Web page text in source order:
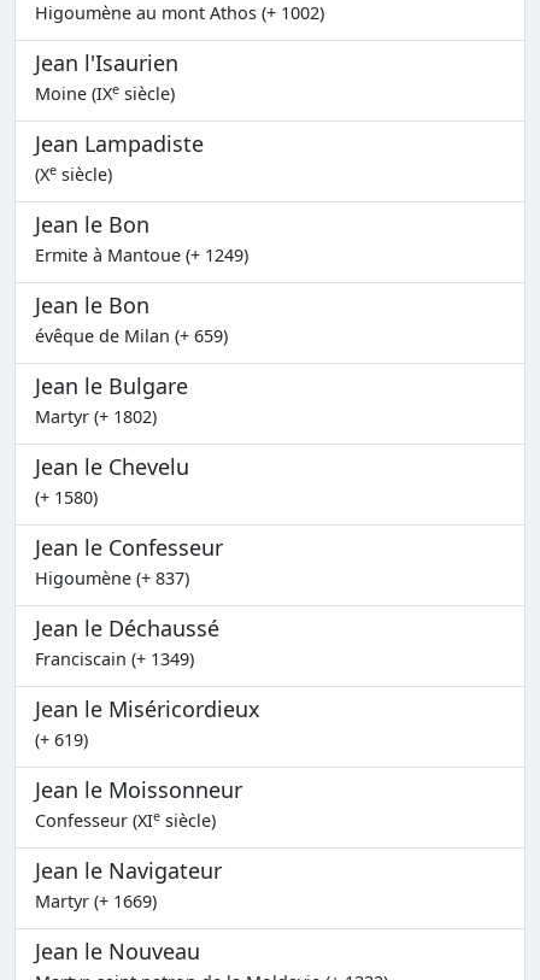
Higoumène au mont Athos (+ 1002)
Jean l'Isaurien
Moine (IXe siècle)
Jean Lampadiste
(Xe siècle)
Jean le Bon
Ermite à Mantoue (+ 1249)
Jean le Bon
évêque de Milan (+ 659)
Jean le Bulgare
Martyr (+ 1802)
Jean le Chevelu
(+ 1580)
Jean le Confesseur
Higoumène (+ 837)
Jean le Déchaussé
Franciscain (+ 1349)
Jean le Miséricordieux
(+ 619)
Jean le Moissonneur
Confesseur (XIe siècle)
Jean le Navigateur
Martyr (+ 1669)
Jean le Nouveau